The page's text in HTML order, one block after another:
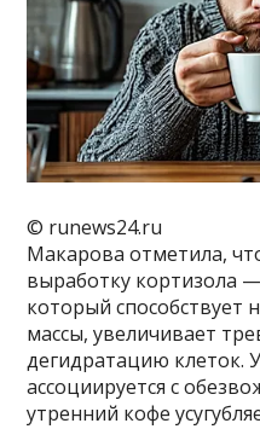
© runews24.ru
Макарова отметила,
выработку кортизола
который
массы, увеличивает
дегидратацию клеток.
ассоциируется с
утренний кофе